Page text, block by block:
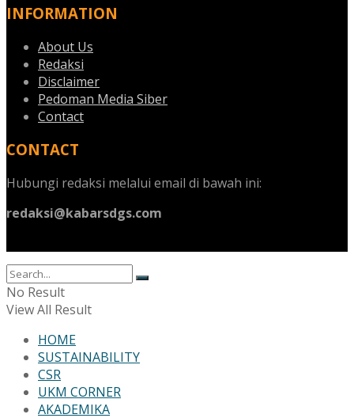
INFORMATION
About Us
Redaksi
Disclaimer
Pedoman Media Siber
Contact
CONTACT
Hubungi redaksi melalui email di bawah ini:
redaksi@kabarsdgs.com
No Result
View All Result
HOME
SUSTAINABILITY
CSR
UKM CORNER
AKADEMIKA